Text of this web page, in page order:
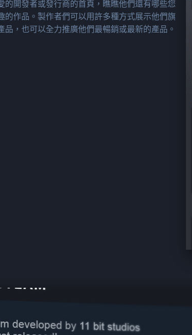
的開發者或發行商的首頁，瞧瞧他們還有哪些您
的作品。製作者們可以用許多種方式展示他們旗
品，也可以全力推廣他們最暢銷或最新的產品。